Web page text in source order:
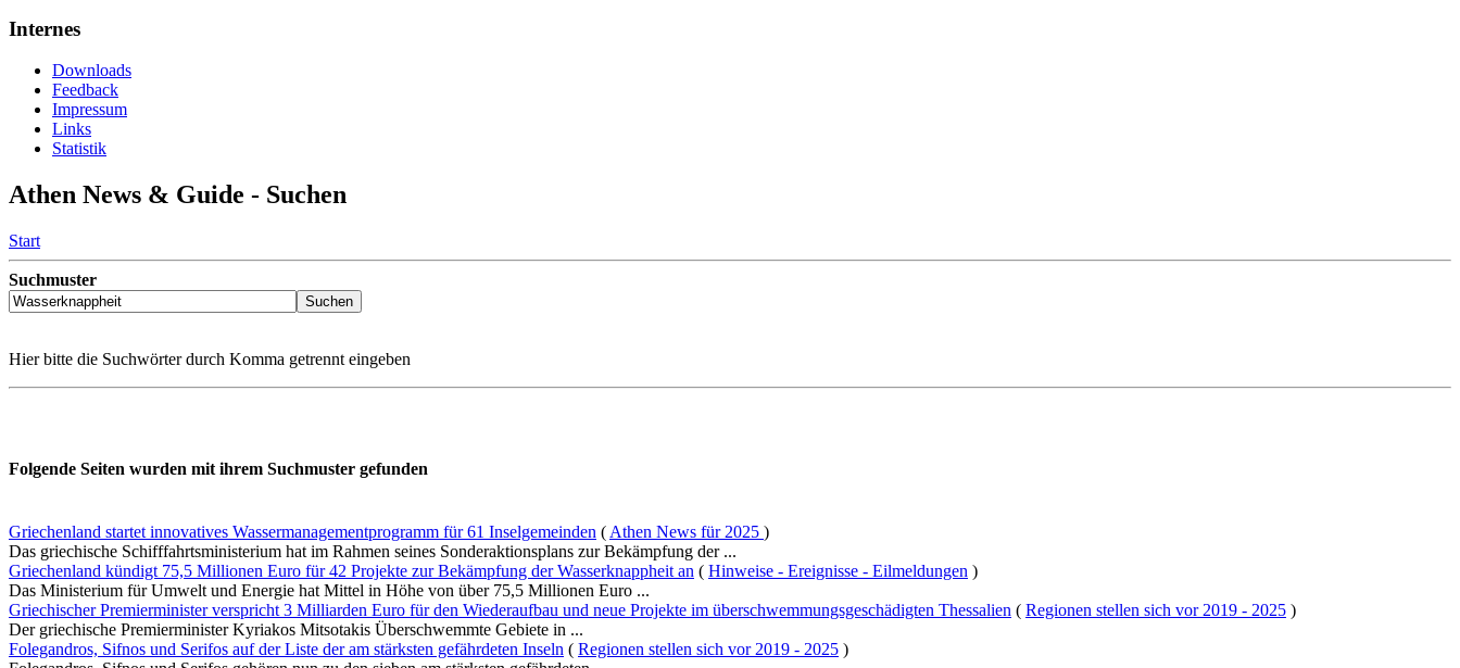
Internes
Downloads
Feedback
Impressum
Links
Statistik
Athen News & Guide - Suchen
Start
Suchmuster
Hier bitte die Suchwörter durch Komma getrennt eingeben
Folgende Seiten wurden mit ihrem Suchmuster gefunden
Griechenland startet innovatives Wassermanagementprogramm für 61 Inselgemeinden ( Athen News für 2025 )
Das griechische Schifffahrtsministerium hat im Rahmen seines Sonderaktionsplans zur Bekämpfung der ...
Griechenland kündigt 75,5 Millionen Euro für 42 Projekte zur Bekämpfung der Wasserknappheit an ( Hinweise - Ereignisse - Eilmeldungen )
Das Ministerium für Umwelt und Energie hat Mittel in Höhe von über 75,5 Millionen Euro ...
Griechischer Premierminister verspricht 3 Milliarden Euro für den Wiederaufbau und neue Projekte im überschwemmungsgeschädigten Thessalien ( Regionen stellen sich vor 2019 - 2025 )
Der griechische Premierminister Kyriakos Mitsotakis Überschwemmte Gebiete in ...
Folegandros, Sifnos und Serifos auf der Liste der am stärksten gefährdeten Inseln ( Regionen stellen sich vor 2019 - 2025 )